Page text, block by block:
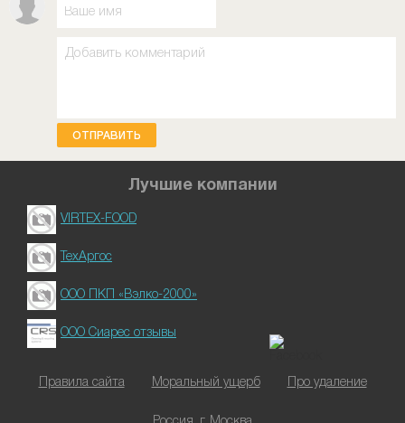
ОТПРАВИТЬ
Лучшие компании
VIRTEX-FOOD
ТехАргос
ООО ПКП «Вэлко-2000»
ООО Сиарес отзывы
Правила сайта Моральный ущерб Про удаление